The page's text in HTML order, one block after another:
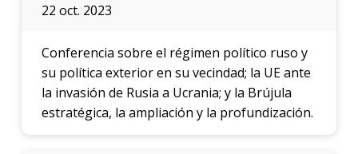
22 oct. 2023
Conferencia sobre el régimen político ruso y
su política exterior en su vecindad; la UE ante
la invasión de Rusia a Ucrania; y la Brújula
estratégica, la ampliación y la profundización.